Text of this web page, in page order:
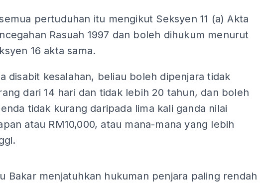
pertuduhan itu mengikut Seksyen 11 (a) Akta
Rasuah 1997 dan boleh dihukum menurut
16 akta sama.
disabit kesalahan, beliau boleh dipenjara tidak
dari 14 hari dan tidak lebih 20 tahun, dan boleh
tidak kurang daripada lima kali ganda nilai
atau RM10,000, atau mana-mana yang lebih
Bakar menjatuhkan hukuman penjara paling rendah